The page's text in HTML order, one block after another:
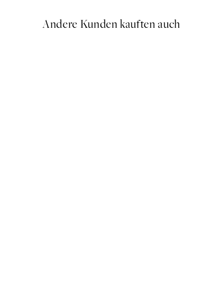
Andere Kunden kauften auch